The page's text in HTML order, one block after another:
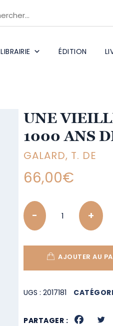
LIBRAIRIE ÉDITION
UNE
1000 ANS
GALARD, T. DE
66,00€
Quantity
AJOUTER AU
UGS :2017181
PARTAGER :